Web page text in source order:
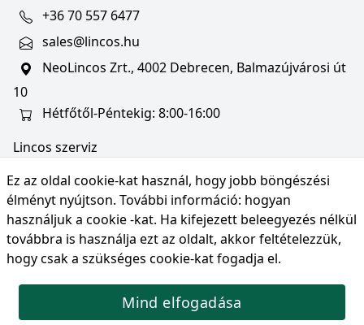
Ez az oldal cookie-kat használ, hogy jobb böngészési
élményt nyújtson. További információ: hogyan
használjuk a cookie -kat. Ha kifejezett beleegyezés nélkül
továbbra is használja ezt az oldalt, akkor feltételezzük,
hogy csak a szükséges cookie-kat fogadja el.
Mind elfogadása
+36 70 557 6477
sales@lincos.hu
NeoLincos Zrt., 4002 Debrecen, Balmazújvárosi út
10
Hétfőtől-Péntekig: 8:00-16:00
Lincos szerviz
NeoLincos Zrt., 4002 Debrecen, Balmazújvárosi út
10
Nyitvatartás: hétfő-péntek 8:00-16:00